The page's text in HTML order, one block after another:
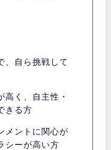
、自ら挑戦して
高く、自主性・
きる方
メントに関心が
シーが高い方